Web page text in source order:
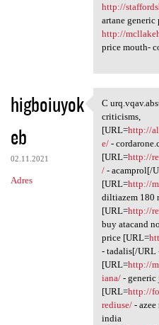
http://
artane generic
http://
price mouth-
higboiuyok
eb
02.11.2021
Adres
C
C
criticisms,
[URL=http://
e/-
[URL=http://
/- acamprol[/
[URL=http://
diltiazem 180
[URL=http://
buy atacand
price [URL=
- tadalis[/URL
[URL=http://
iana/- generic
[URL=http://
rediuse/- azee
india